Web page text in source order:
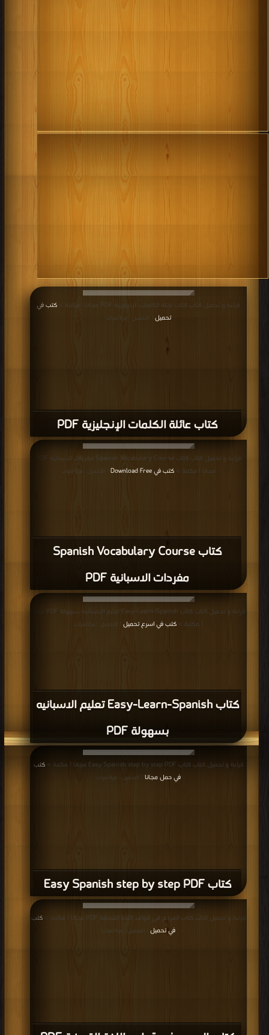
كتاب عائلة الكلمات الإنجليزية PDF
قراءة و تحميل كتاب كتاب عائلة الكلمات الإنجليزية PDF مجانا | مكتبة >
كتب في
تحميل
| التحميل : مرة/مرات
كتاب Spanish Vocabulary Course
مفردات الاسبانية PDF
مجانا | مكتبة >كتب في Download Free | التحميل : مرة/مرات
كتاب Easy-Learn-Spanish تعليم الاسبانيه
بسهولة PDF
| مكتبة >كتب في اسرع تحميل | التحميل : مرة/مرات
كتاب Easy Spanish step by step PDF
قراءة و تحميل كتاب كتاب Easy Spanish step by step PDF مجانا | مكتبة >
كتب
في حمل مجانا | التحميل : مرة/مرات
قراءة و تحميل كتاب كتاب المرجع فى قواعد اللغة القبطية PDF مجانا | مكتبة >
كتب
في تحميل
| التحميل : مرة/مرات